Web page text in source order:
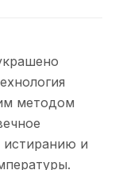
методом
истиранию и